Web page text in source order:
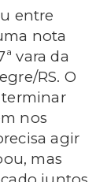
entre
nota
vara da
RS. O
nos
agir
mas